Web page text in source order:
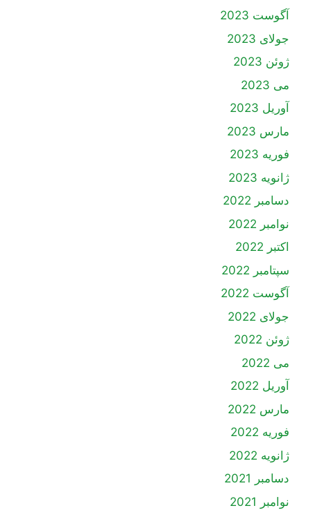
آگوست 2023
جولای 2023
ژوئن 2023
می 2023
آوریل 2023
مارس 2023
فوریه 2023
ژانویه 2023
دسامبر 2022
نوامبر 2022
اکتبر 2022
سپتامبر 2022
آگوست 2022
جولای 2022
ژوئن 2022
می 2022
آوریل 2022
مارس 2022
فوریه 2022
ژانویه 2022
دسامبر 2021
نوامبر 2021